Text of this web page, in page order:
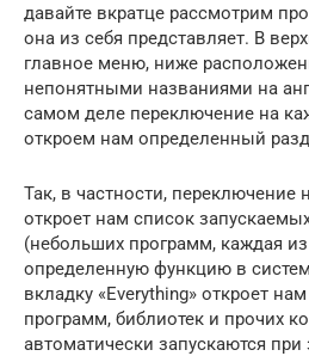
давайте вкратце рассмотрим
она из себя представляет. В
главное меню, ниже
непонятными названиями на
самом деле переключение на
откроем нам определенный
Так, в частности, переключение
откроет нам список
(небольших программ, каждая
определенную функцию в
вкладку «Everything» откроет
программ, библиотек и прочих
автоматически запускаются